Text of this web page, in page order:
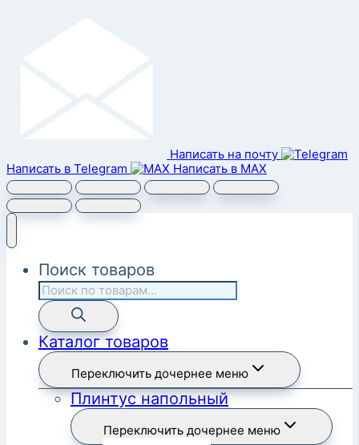
Написать на почту
Написать в Telegram
Написать в MAX
Поиск товаров
Каталог товаров
Переключить дочернее меню
Плинтус напольный
Переключить дочернее меню